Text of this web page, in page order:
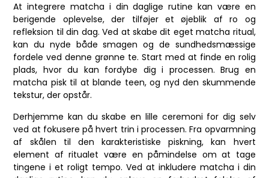
At integrere matcha i din daglige rutine kan være en
berigende oplevelse, der tilføjer et øjeblik af ro og
refleksion til din dag. Ved at skabe dit eget matcha ritual,
kan du nyde både smagen og de sundhedsmæssige
fordele ved denne grønne te. Start med at finde en rolig
plads, hvor du kan fordybe dig i processen. Brug en
matcha pisk til at blande teen, og nyd den skummende
tekstur, der opstår.
Derhjemme kan du skabe en lille ceremoni for dig selv
ved at fokusere på hvert trin i processen. Fra opvarmning
af skålen til den karakteristiske piskning, kan hvert
element af ritualet være en påmindelse om at tage
tingene i et roligt tempo. Ved at inkludere matcha i din